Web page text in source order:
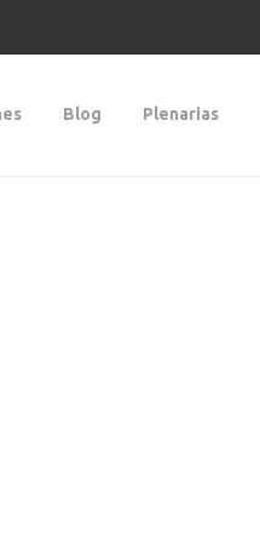
Blog Plenarias